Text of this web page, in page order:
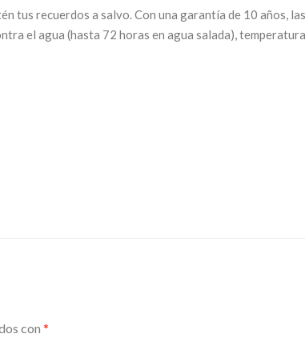
tus recuerdos a salvo. Con una garantía de 10 años,
el agua (hasta 72 horas en agua salada),
con *